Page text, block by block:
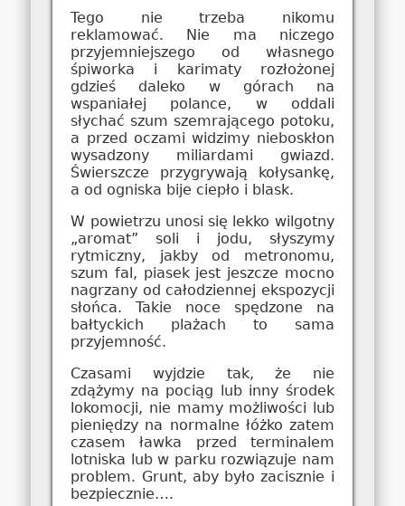
Tego nie trzeba nikomu
reklamować. Nie ma niczego
przyjemniejszego od własnego
śpiworka i karimaty rozłożonej
gdzieś daleko w górach na
wspaniałej polance, w oddali
słychać szum szemrającego potoku,
a przed oczami widzimy nieboskłon
wysadzony miliardami gwiazd.
Świerszcze przygrywają kołysankę,
a od ogniska bije ciepło i blask.
W powietrzu unosi się lekko wilgotny
„aromat” soli i jodu, słyszymy
rytmiczny, jakby od metronomu,
szum fal, piasek jest jeszcze mocno
nagrzany od całodziennej ekspozycji
słońca. Takie noce spędzone na
bałtyckich plażach to sama
przyjemność.
Czasami wyjdzie tak, że nie
zdążymy na pociąg lub inny środek
lokomocji, nie mamy możliwości lub
pieniędzy na normalne łóżko zatem
czasem ławka przed terminalem
lotniska lub w parku rozwiązuje nam
problem. Grunt, aby było zacisznie i
bezpiecznie….